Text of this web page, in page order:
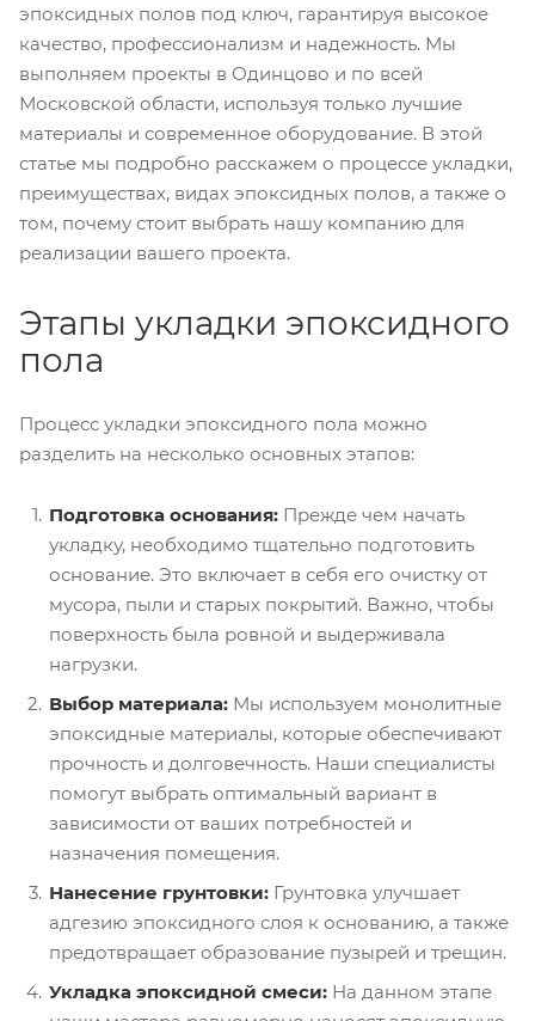
эпоксидных полов под ключ, гарантируя высокое
качество, профессионализм и надежность. Мы
выполняем проекты в Одинцово и по всей
Московской области, используя только лучшие
материалы и современное оборудование. В этой
статье мы подробно расскажем о процессе укладки,
преимуществах, видах эпоксидных полов, а также о
том, почему стоит выбрать нашу компанию для
реализации вашего проекта.
Этапы укладки эпоксидного
пола
Процесс укладки эпоксидного пола можно
разделить на несколько основных этапов:
Подготовка основания: Прежде чем начать
укладку, необходимо тщательно подготовить
основание. Это включает в себя его очистку от
мусора, пыли и старых покрытий. Важно, чтобы
поверхность была ровной и выдерживала
нагрузки.
Выбор материала: Мы используем монолитные
эпоксидные материалы, которые обеспечивают
прочность и долговечность. Наши специалисты
помогут выбрать оптимальный вариант в
зависимости от ваших потребностей и
назначения помещения.
Нанесение грунтовки: Грунтовка улучшает
адгезию эпоксидного слоя к основанию, а также
предотвращает образование пузырей и трещин.
Укладка эпоксидной смеси: На данном этапе